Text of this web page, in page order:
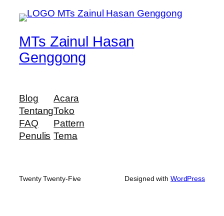
MTs Zainul Hasan
Genggong
Blog
Tentang
FAQ
Penulis
Acara
Toko
Pattern
Tema
Twenty Twenty-Five Designed with WordPress